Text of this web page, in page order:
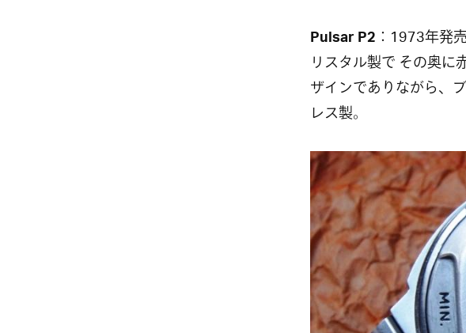
Pulsar P2 ：1973年発
リスタル製で その奥
ザインでありながら、
レス製。